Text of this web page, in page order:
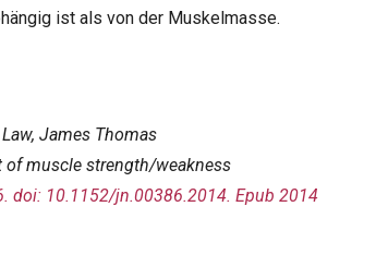
ist als von der Muskelmasse.
James Thomas
of muscle strength/weakness
doi: 10.1152/jn.00386.2014. Epub 2014